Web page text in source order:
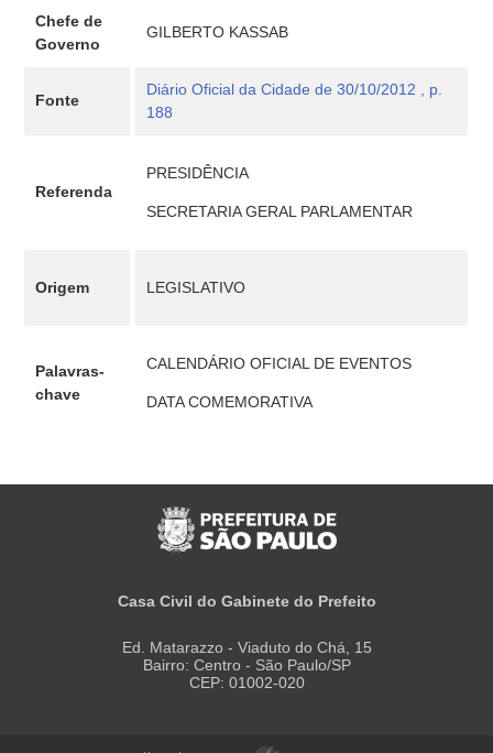
Chefe de
Governo
GILBERTO KASSAB
Fonte
Diário Oficial da Cidade de 30/10/2012 , p.
188
Referenda
PRESIDÊNCIA
SECRETARIA GERAL PARLAMENTAR
Origem LEGISLATIVO
Palavras-
chave
CALENDÁRIO OFICIAL DE EVENTOS
DATA COMEMORATIVA
Casa Civil do Gabinete do Prefeito
Ed. Matarazzo - Viaduto do Chá, 15
Bairro: Centro - São Paulo/SP
CEP: 01002-020